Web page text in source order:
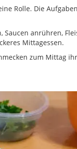
Rolle. Die
Saucen anrühren,
Mittagessen.
zum Mittag